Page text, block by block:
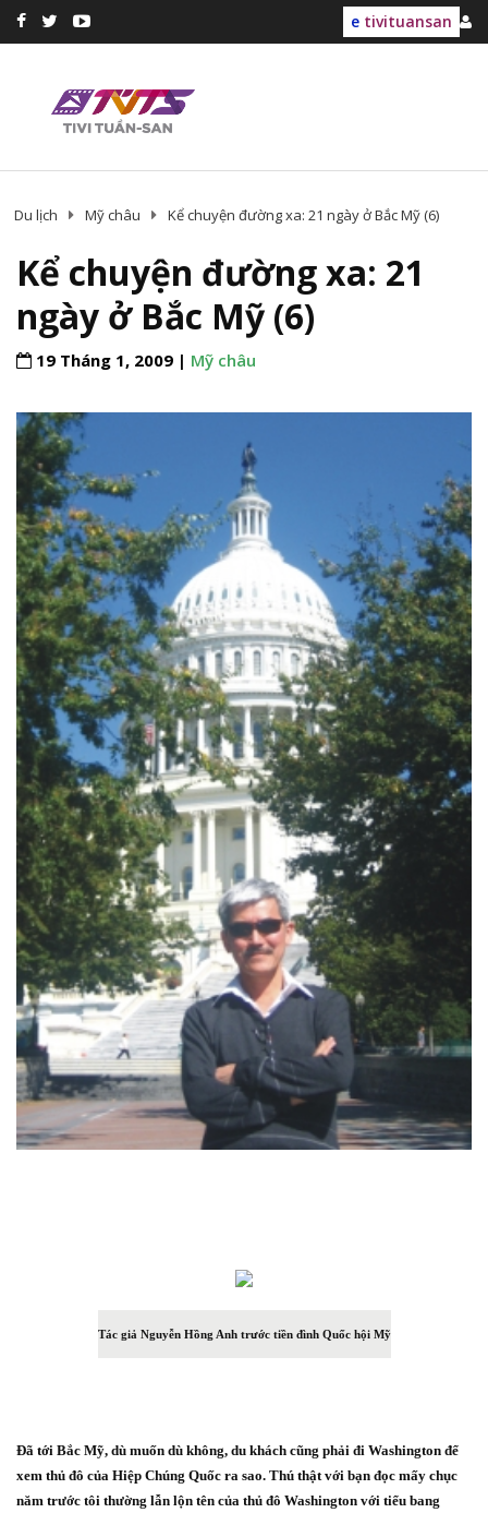
e tivituansan
Du lịch Mỹ châu Kể chuyện đường xa: 21 ngày ở Bắc Mỹ (6)
Kể chuyện đường xa: 21
ngày ở Bắc Mỹ (6)
19 Tháng 1, 2009 | Mỹ châu
Tác giả Nguyễn Hồng Anh trước tiền đình Quốc hội Mỹ
Đã tới Bắc Mỹ, dù muốn dù không, du khách cũng phải đi Washington để
xem thủ đô của Hiệp Chúng Quốc ra sao. Thú thật với bạn đọc mấy chục
năm trước tôi thường lẫn lộn tên của thủ đô Washington với tiểu bang